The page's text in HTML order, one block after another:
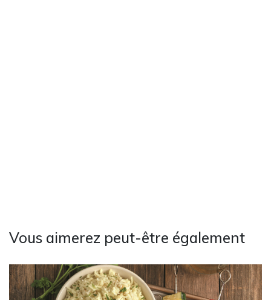
Vous aimerez peut-être également